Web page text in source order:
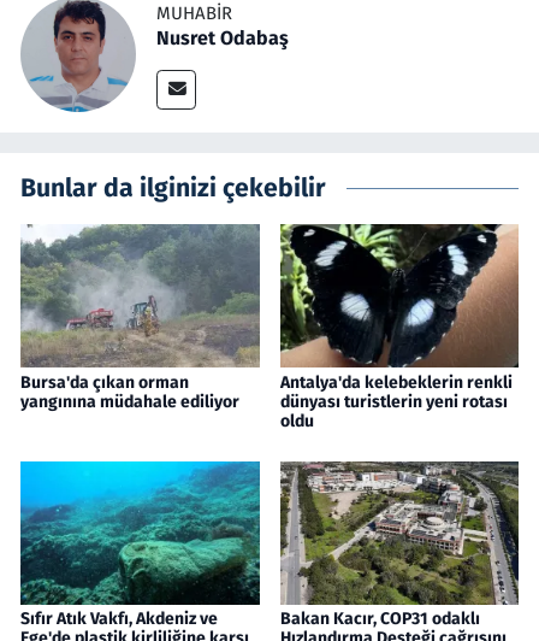
MUHABIR
Nusret Odabaş
Bunlar da ilginizi çekebilir
Bursa'da çıkan orman
yangınına müdahale ediliyor
Antalya'da kelebeklerin renkli
dünyası turistlerin yeni rotası
oldu
Sıfır Atık Vakfı, Akdeniz ve
Bakan Kacır, COP31 odaklı